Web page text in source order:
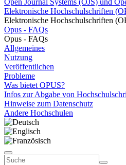
Open Journal Systems (OJS) und
Elektronische Hochschulschriften
Elektronische Hochschulschriften
Opus - FAQs
Opus - FAQs
Allgemeines
Nutzung
Veröffentlichen
Probleme
Was bietet OPUS?
Infos zur Abgabe von
Hinweise zum Datenschutz
Andere Hochschulen